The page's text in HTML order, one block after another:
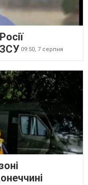
ЗСУ 09:50, 7 серпня